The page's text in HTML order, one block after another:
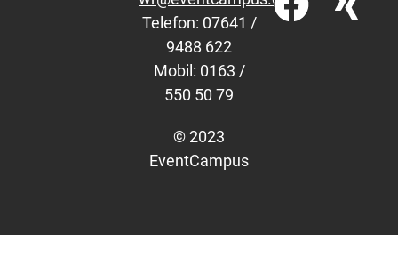
Telefon: 07641 /
9488 622
Mobil: 0163 /
550 50 79
© 2023
EventCampus